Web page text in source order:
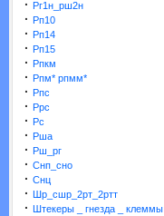
· Рг1н_рш2н
· Рп10
· Рп14
· Рп15
· Рпкм
· Рпм* рпмм*
· Рпс
· Ррс
· Рс
· Рша
· Рш_рг
· Снп_сно
· Снц
· Шр_сшр_2рт_2ртт
· Штекеры _ гнезда _ клеммы